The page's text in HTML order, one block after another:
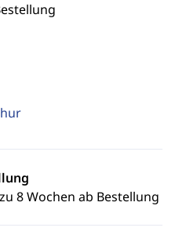
8 Wochen ab Bestellung